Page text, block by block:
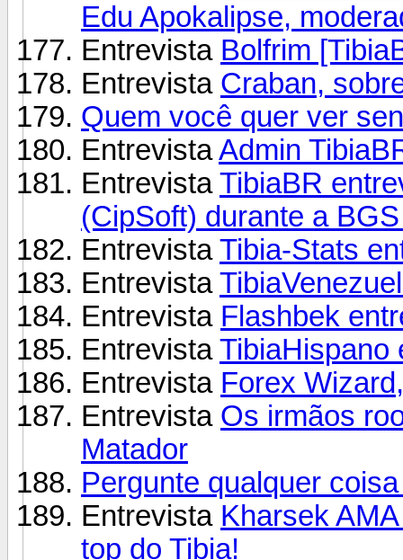
Edu Apokalipse,
Entrevista Bolfrim
Entrevista Craban,
Quem você quer ver
EntrevistaAdmin
EntrevistaTibiaBR
(CipSoft) durante a
EntrevistaTibia-Stats
Entrevista
Entrevista Flashbek
EntrevistaTibiaHispano
Entrevista Forex
Entrevista Os irmãos
Matador
Pergunte qualquer
Entrevista Kharsek
top do Tibia!